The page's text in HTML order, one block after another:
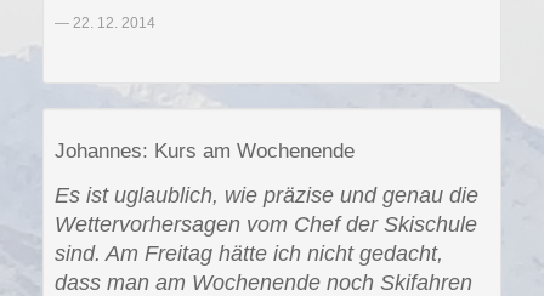
22. 12. 2014
Johannes: Kurs am Wochenende
Es ist uglaublich, wie präzise und genau die
Wettervorhersagen vom Chef der Skischule
sind. Am Freitag hätte ich nicht gedacht,
dass man am Wochenende noch Skifahren